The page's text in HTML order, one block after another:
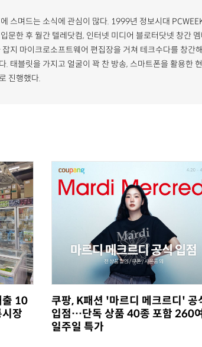
스며드는 소식에 관심이 많다. 1999년 정보시대
문한 후 월간 텔레닷컴, 인터넷 미디어 블로터닷넷 창간 멤
지 마이크로소프트웨어 편집장을 거쳐 테크수다를 창간
. 태블릿을 가지고 얼굴이 꽉 찬 방송, 스마트폰을 활용한
진행했다.
출 10
장
쿠팡, K패션 '마르디 메크르디' 공
입점…단독 상품 40종 포함 260
일주일 특가